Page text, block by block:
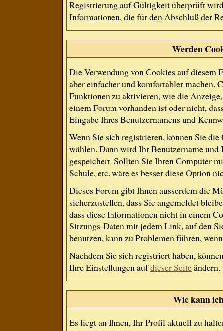
Registrierung auf Gültigkeit überprüft
Informationen, die für den Abschluß der
Werden
Die Verwendung von Cookies auf diesem
aber einfacher und komfortabler machen.
Funktionen zu aktivieren, wie die
einem Forum vorhanden ist oder nicht,
Eingabe Ihres Benutzernamens und
Wenn Sie sich registrieren, können Sie
wählen. Dann wird Ihr Benutzername
gespeichert. Sollten Sie Ihren Computer
Schule, etc. wäre es besser diese Option
Dieses Forum gibt Ihnen ausserdem die
sicherzustellen, dass Sie angemeldet
dass diese Informationen nicht in einem
Sitzungs-Daten mit jedem Link, auf den
benutzen, kann zu Problemen führen,
Nachdem Sie sich registriert haben,
Ihre Einstellungen aufdieser Seiteändern.
Wie kann
Es liegt an Ihnen, Ihr Profil aktuell zu